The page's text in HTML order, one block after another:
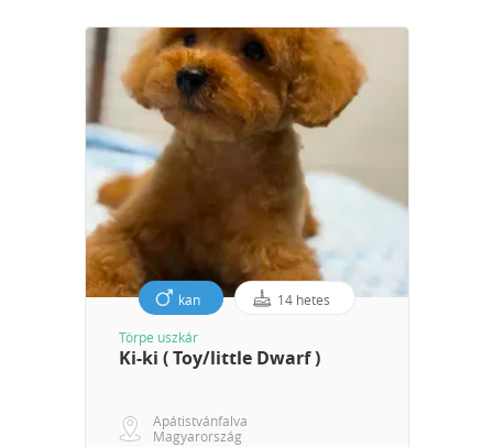
kan 14 hetes
Törpe uszkár
Ki-ki ( Toy/little Dwarf )
Apátistvánfalva
Magyarország